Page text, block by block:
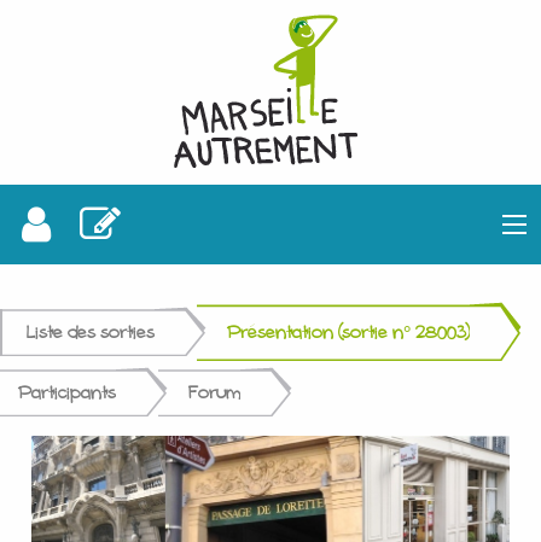
Liste des sorties Présentation (sortie n° 28003)
Participants Forum